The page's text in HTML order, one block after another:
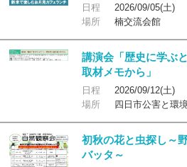
日程
2026/09/05(土)
場所
楠交流会館
講演会「歴史に学ぶ
取材メモから」
日程
2026/09/12(土)
場所
四日市公害と環
初秋の花と虫探し～
バッタ～